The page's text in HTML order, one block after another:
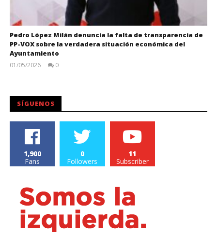
Pedro López Milán denuncia la falta de transparencia de
PP-VOX sobre la verdadera situación económica del
Ayuntamiento
01/05/2026
0
SÍGUENOS
1,900
Fans
0
Followers
11
Subscriber